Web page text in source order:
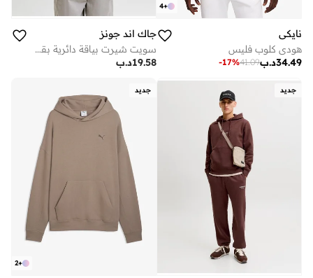
+
4
نايكي
هودي كلوب فليس
د.ب34.49
41.09
-17%
جاك اند جونز
سويت شيرت بياقة دائرية بقصة عادية
د.ب19.58
جديد جديد
+
2